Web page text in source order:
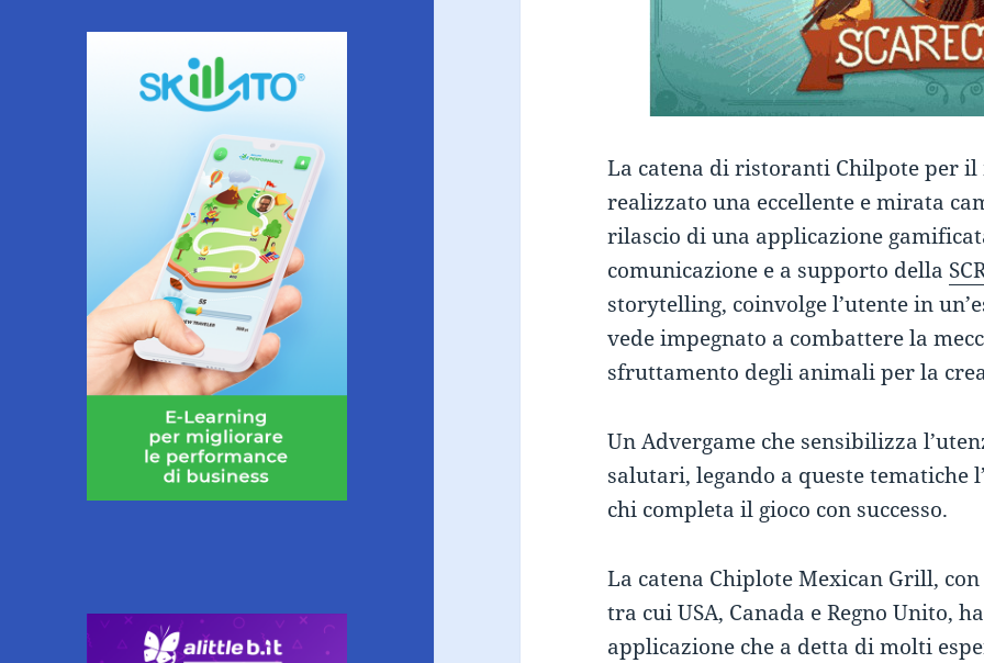
La catena di ristoranti Chilpote per il
realizzato una eccellente e mirata
rilascio di una applicazione
comunicazione e a supporto della
storytelling, coinvolge l’utente in
vede impegnato a combattere la
sfruttamento degli animali per la
Un Advergame che sensibilizza
salutari, legando a queste tematiche
chi completa il gioco con successo.
La catena Chiplote Mexican Grill,
tra cui USA, Canada e Regno Unito,
applicazione che a detta di molti